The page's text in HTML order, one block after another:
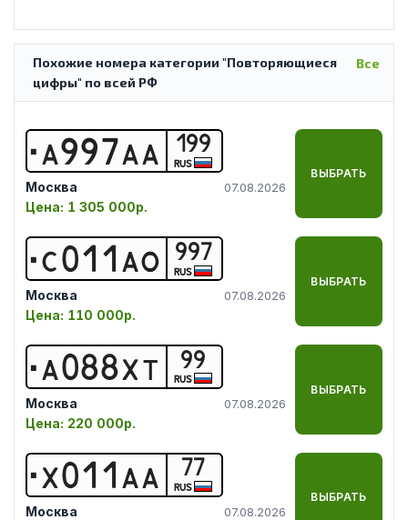
Все
Похожие номера категории "Повторяющиеся
цифры" по всей РФ
А997А А 199
RUS
Москва 07.08.2026
Цена: 1 305 000р.
ВЫБРАТЬ
С01 1 АО 997
RUS
Москва 07.08.2026
Цена: 110 000р.
ВЫБРАТЬ
А088ХТ 99
RUS
Москва 07.08.2026
Цена: 220 000р.
ВЫБРАТЬ
Х01 1 А А 77
RUS
Москва 07.08.2026
ВЫБРАТЬ